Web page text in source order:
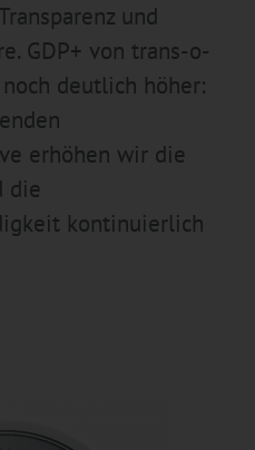
und
GDP+ von trans-o-
deutlich höher:
erhöhen wir die
die
kontinuierlich